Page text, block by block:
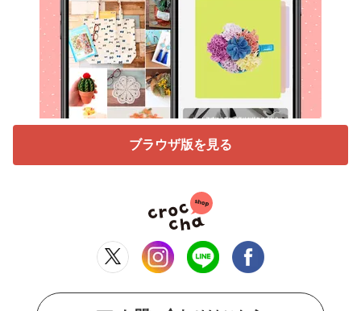
ブラウザ版を見る